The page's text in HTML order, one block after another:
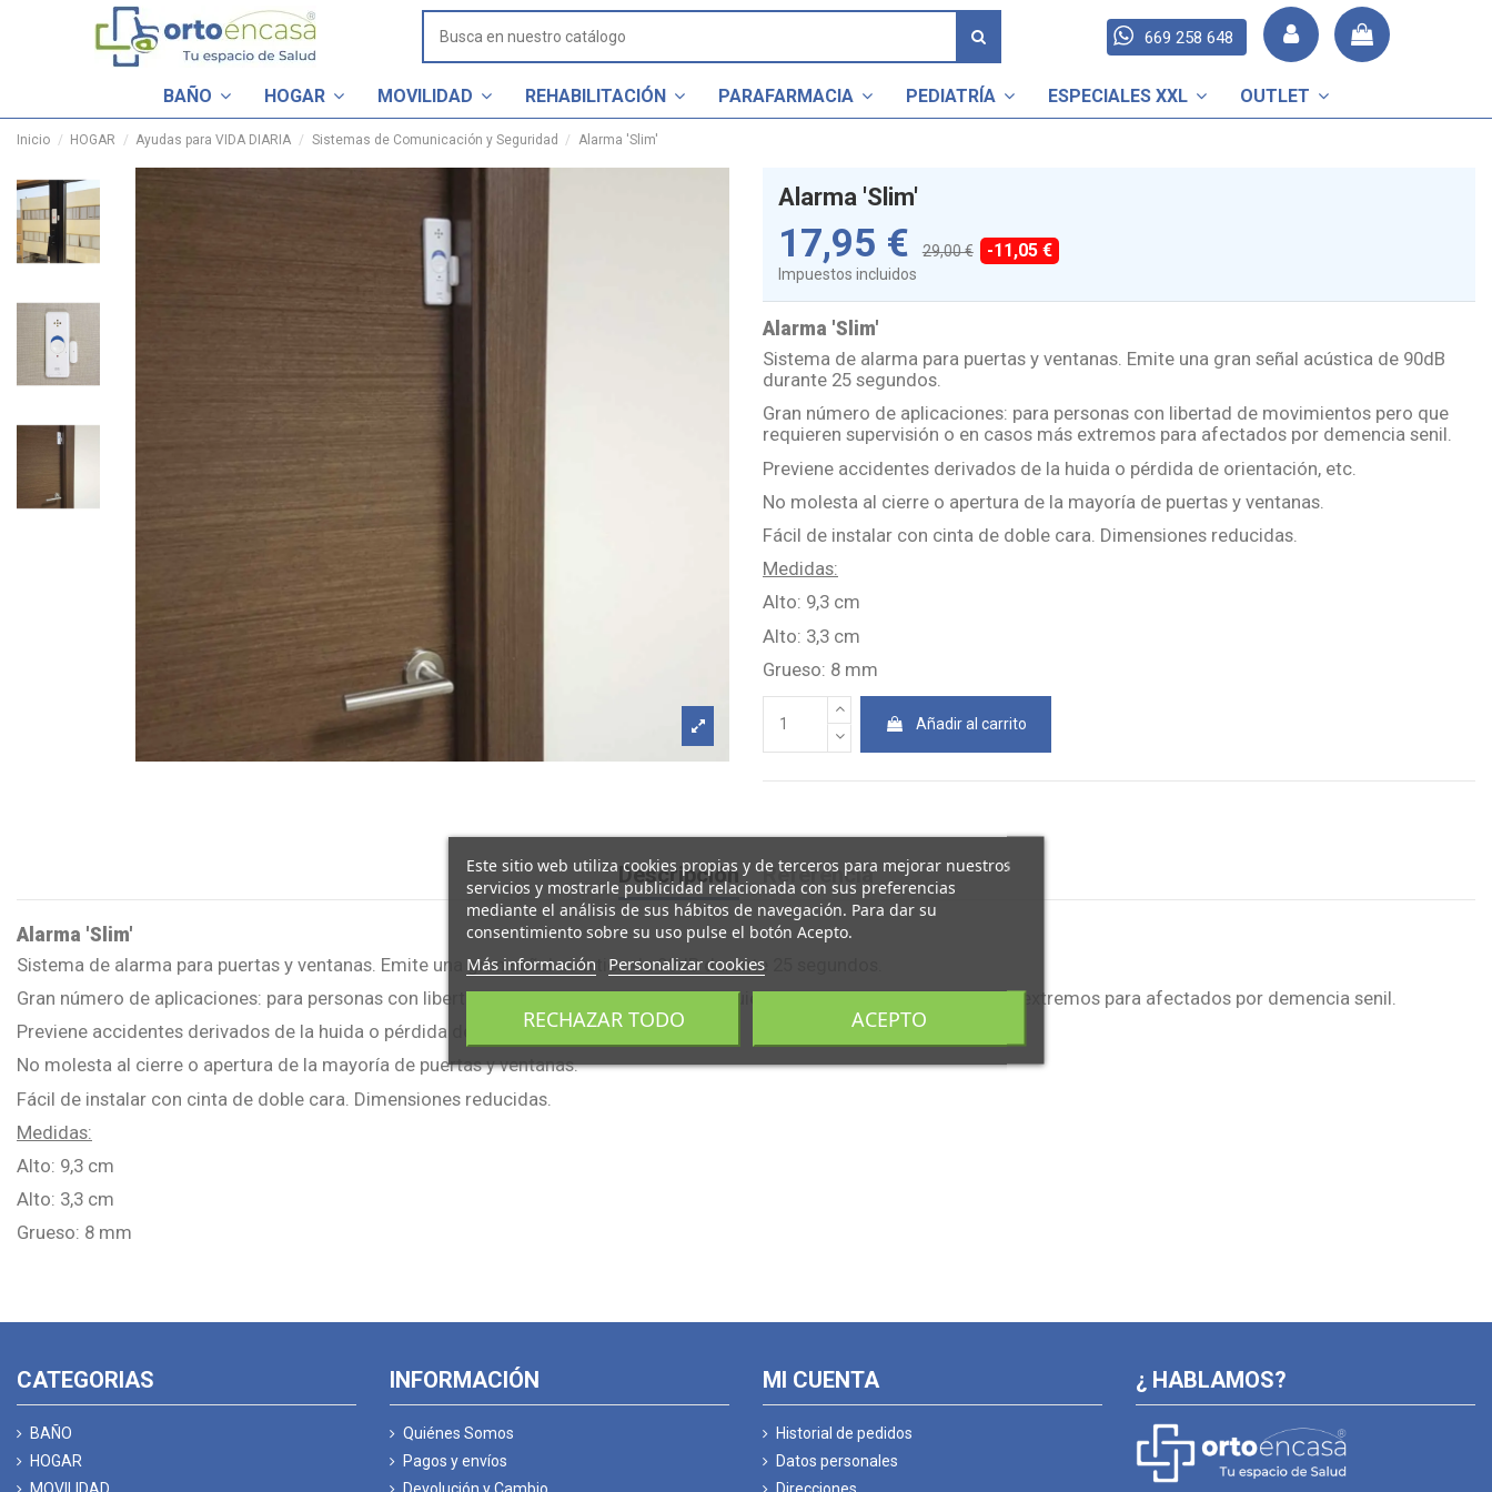
669 258 648
BAÑO HOGAR MOVILIDAD REHABILITACIÓN PARAFARMACIA PEDIATRÍA ESPECIALES XXL OUTLET
Inicio HOGAR Ayudas para VIDA DIARIA Sistemas de Comunicación y Seguridad Alarma 'Slim'
Alarma 'Slim'
17,95 € 29,00 € -11,05 €
Impuestos incluidos
Alarma 'Slim'
Sistema de alarma para puertas y ventanas. Emite una gran señal acústica de 90dB
durante 25 segundos.
Gran número de aplicaciones: para personas con libertad de movimientos pero que
requieren supervisión o en casos más extremos para afectados por demencia senil.
Previene accidentes derivados de la huida o pérdida de orientación, etc.
No molesta al cierre o apertura de la mayoría de puertas y ventanas.
Fácil de instalar con cinta de doble cara. Dimensiones reducidas.
Medidas:
Alto: 9,3 cm
Alto: 3,3 cm
Grueso: 8 mm
Añadir al carrito
Descripción Referencia
Alarma 'Slim'
Sistema de alarma para puertas y ventanas. Emite una gran señal acústica de 90dB durante 25 segundos.
Gran número de aplicaciones: para personas con libertad de movimientos pero que requieren supervisión o en casos más extremos para afectados por demencia senil.
Previene accidentes derivados de la huida o pérdida de orientación, etc.
No molesta al cierre o apertura de la mayoría de puertas y ventanas.
Fácil de instalar con cinta de doble cara. Dimensiones reducidas.
Medidas:
Alto: 9,3 cm
Alto: 3,3 cm
Grueso: 8 mm
CATEGORIAS
BAÑO
HOGAR
MOVILIDAD
INFORMACIÓN
Quiénes Somos
Pagos y envíos
Devolución y Cambio
MI CUENTA
Historial de pedidos
Datos personales
Direcciones
¿ HABLAMOS?
Este sitio web utiliza cookies propias y de terceros para mejorar nuestros
servicios y mostrarle publicidad relacionada con sus preferencias
mediante el análisis de sus hábitos de navegación. Para dar su
consentimiento sobre su uso pulse el botón Acepto.
Más información Personalizar cookies
RECHAZAR TODO ACEPTO